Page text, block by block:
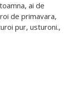
ai de
de primavara,
pur, usturoni.,